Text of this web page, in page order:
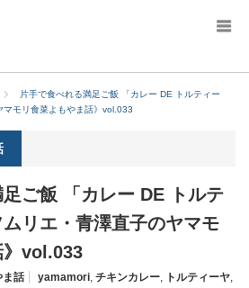
片手で食べれる満足ご飯 「カレー DE トルティー
モリ食菜よもやま話》vol.033
ご飯 「カレー DE トルテ
リエ・青澤直子のヤマモ
》vol.033
ま話 yamamori, チキンカレー, トルティーヤ,